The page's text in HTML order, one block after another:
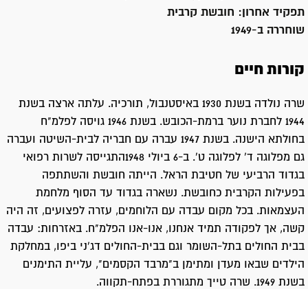
תפקיד אחרון: חובשת קרבית
שוחררה ב-1949
קורות חיים
שרה נולדה בשנת 1930 באיסטנבול, תורכיה. עלתה ארצה בשנת
1944 לחברת נוער ברמת-הכובש. בשנת 1946 גויסה לפלמ"ח
בחולתא הישנה. בשנת 1947 עברה עם חבריה לבית-השיטה ועברה
גם מפלוגה ד' לפלוגה ט'. ב-6 ביולי 1948התגייסה לשרות רפואי
בגדוד הרביעי של חטיבת הראל. הייתה חובשת והשתתפה
בפעילות הקרבית כחובשת. נשארה בגדוד עד הסוף מלחמת
העצמאות. בכל מקום עבדה עם הלוחמים, עזרה לפצועים, זה היה
קשה, אך לפקודה תמיד אנחנו, אנו-אנו הפלמ"ח. באזרחות: עבדה
בבית החולים בתל-השומר וגם בבית-החולים דג'ני ביפו, במחלקת
הילדים שבאו מעדן ומתימן ב"מרבד הקסמים", עליית התימנים
בשנת 1949. שרה טייך מתגוררת בפתח-תקווה.